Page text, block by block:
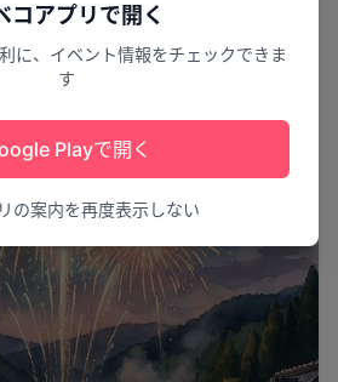
コアプリで開く
に、イベント情報をチェックできま
す
Playで開く
の案内を再度表示しない